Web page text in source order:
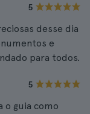
5
desse dia
e
para todos.
5
o guia como